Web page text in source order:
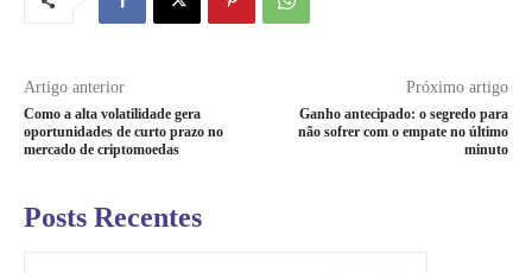
Artigo anterior
Como a alta volatilidade gera
oportunidades de curto prazo no
mercado de criptomoedas
Próximo artigo
Ganho antecipado: o segredo para
não sofrer com o empate no último
minuto
Posts Recentes